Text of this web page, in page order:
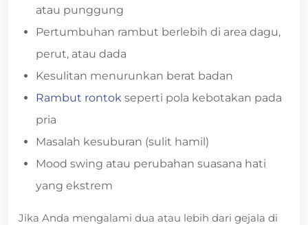
atau punggung
Pertumbuhan rambut berlebih di area dagu,
perut, atau dada
Kesulitan menurunkan berat badan
Rambut rontok seperti pola kebotakan pada
pria
Masalah kesuburan (sulit hamil)
Mood swing atau perubahan suasana hati
yang ekstrem
Jika Anda mengalami dua atau lebih dari gejala di